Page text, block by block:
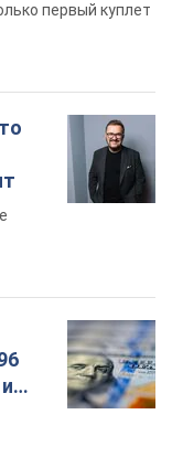
первый куплет